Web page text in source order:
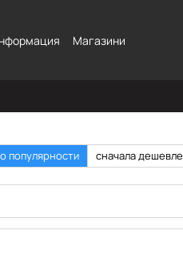
Магазини
популярности сначала дешевле